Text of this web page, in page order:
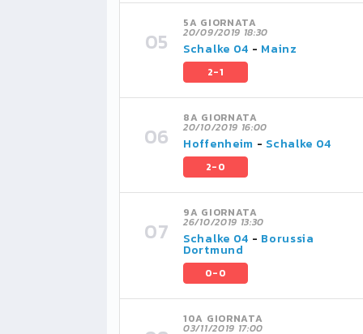
5A GIORNATA
20/09/2019 18:30
Schalke 04 - Mainz
2-1
8A GIORNATA
20/10/2019 16:00
Hoffenheim - Schalke 04
2-0
9A GIORNATA
26/10/2019 13:30
Schalke 04 - Borussia
Dortmund
0-0
10A GIORNATA
03/11/2019 17:00